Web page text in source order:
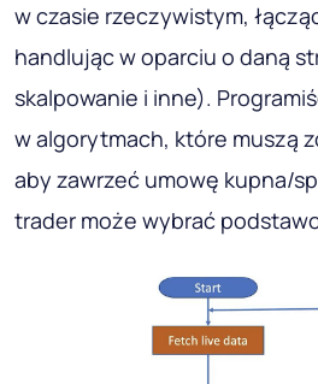
w czasie rzeczywistym,
handlując w oparciu o daną
skalpowanie i inne).
w algorytmach, które muszą
aby zawrzeć umowę kupna/
trader może wybrać